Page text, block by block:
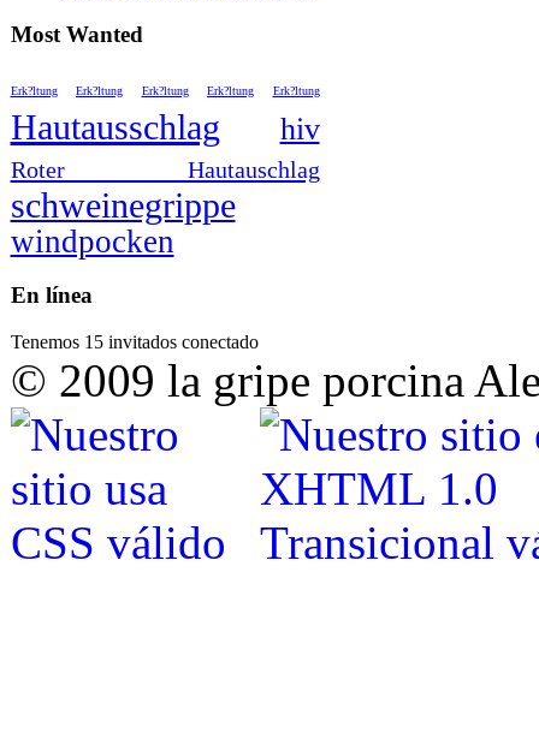
Most Wanted
Erk?ltung Erk?ltung Erk?ltung Erk?ltung Erk?ltung
Hautausschlag hiv
Roter Hautauschlag
schweinegrippe
windpocken
En línea
Tenemos 15 invitados conectado
© 2009 la gripe porcina